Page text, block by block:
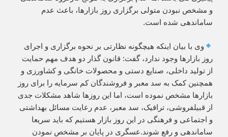
و مشخص نبودن متولی برگزاری روز بازارها، باعث عدم
ساماندهی شده است.
وی با بیان اینکه هیچگونه نظارتی بر نحوه برگزاری و اجرای
روز بازارها وجود ندارد، گفت: قانون گذار دو هدف مهم حمایت
از تولید داخلی، صنایع دستی و محصولات خانگی و کشاورزی و
همچنین کمک به سد معبر و فروشندگان کم سرمایه را برای روز
بازارها مشخص نموده است، اما این روزها شاهد مشکلات جدی
از قبیلفروشی، ترافیک، سد معبر، عدم رعایت مسائل بهداشتی
و اجتماعی و فرهنگی در این روز بازار هستیم که باید سریعا
ساماندهی و رفع شوند.عسگری در پایان بر مشخص نمودن